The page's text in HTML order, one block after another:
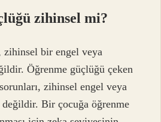
zihinsel mi?
zihinsel bir engel veya
Öğrenme güçlüğü çeken
zihinsel engel veya
Bir çocuğa öğrenme